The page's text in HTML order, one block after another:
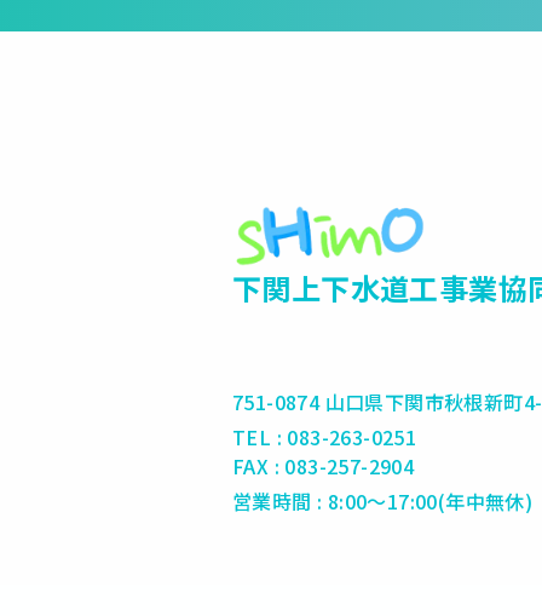
下関上下水道工事業協
751-0874 山口県下関市秋根新町
TEL : 083-263-0251
FAX : 083-257-2904
営業時間 : 8:00～17:00(年中無休)